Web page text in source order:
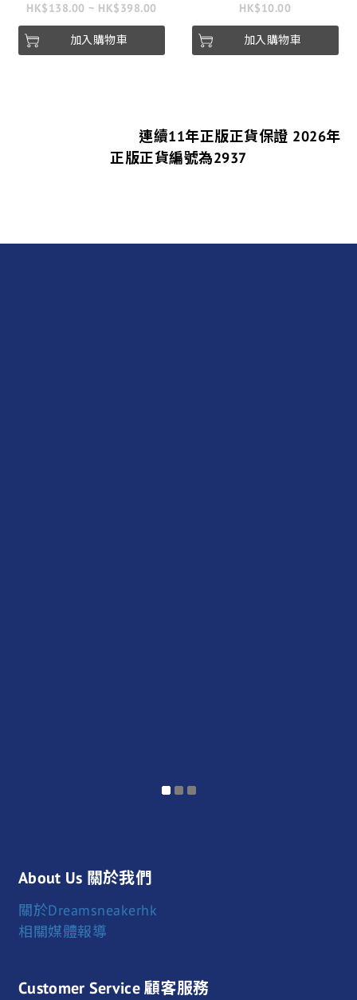
HK$138.00 ~ HK$398.00
加入購物車
HK$10.00
加入購物車
連續11年正版正貨保證 2026年
正版正貨編號為2937
About Us 關於我們
關於Dreamsneakerhk
相關媒體報導
Customer Service 顧客服務